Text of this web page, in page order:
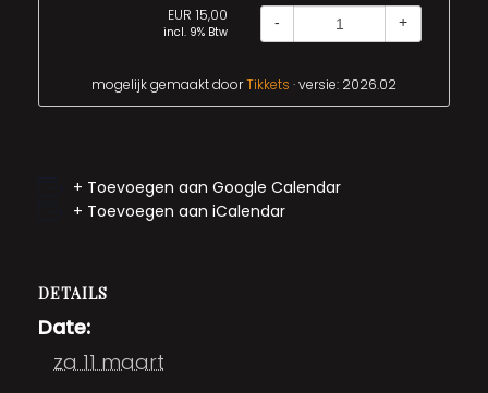
EUR 15,00
incl. 9% Btw
- +
mogelijk gemaakt doorTikkets · versie: 2026.02
+ Toevoegen aan Google Calendar
+ Toevoegen aan iCalendar
DETAILS
Date:
za 11 maart